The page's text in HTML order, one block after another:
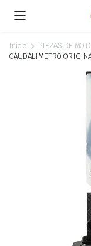
Inicio PIEZAS DE
CAUDALIMETRO